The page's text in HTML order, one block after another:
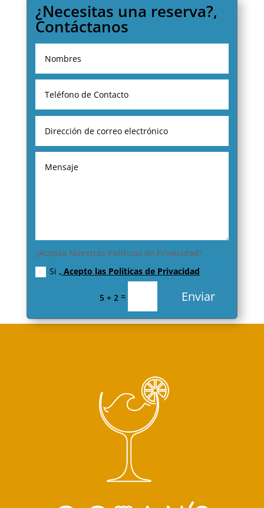
¿Necesitas una reserva?,
Contáctanos
¿Acepta Nuestras Políticas de Privacidad?
Si, Acepto las Políticas de Privacidad
5 + 2 = Enviar